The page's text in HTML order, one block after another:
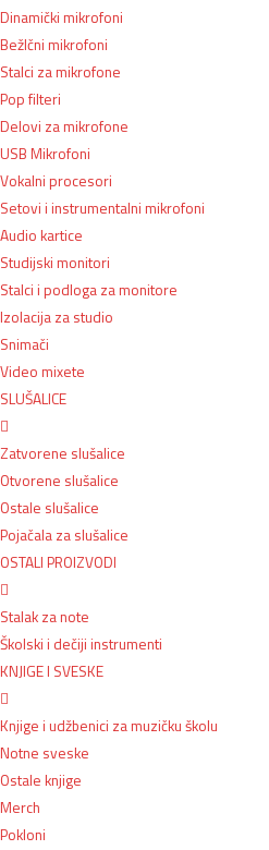
Dinamički mikrofoni
BežIčni mikrofoni
Stalci za mikrofone
Pop filteri
Delovi za mikrofone
USB Mikrofoni
Vokalni procesori
Setovi i instrumentalni mikrofoni
Audio kartice
Studijski monitori
Stalci i podloga za monitore
Izolacija za studio
Snimači
Video mixete
SLUŠALICE
Zatvorene slušalice
Otvorene slušalice
Ostale slušalice
Pojačala za slušalice
OSTALI PROIZVODI
Stalak za note
Školski i dečiji instrumenti
KNJIGE I SVESKE
Knjige i udžbenici za muzičku školu
Notne sveske
Ostale knjige
Merch
Pokloni